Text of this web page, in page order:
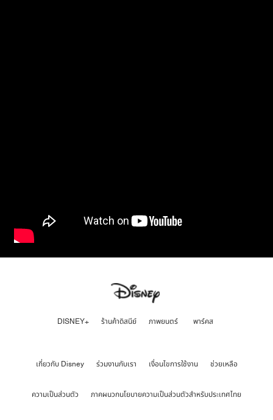
DISNEY+ ร้านค้าดิสนีย์ ภาพยนตร์ พาร์คส
เกี่ยวกับ Disney ร่วมงานกับเรา เงื่อนไขการใช้งาน ช่วยเหลือ
ความเป็นส่วนตัว ภาคผนวกนโยบายความเป็นส่วนตัวสำหรับประเทศไทย